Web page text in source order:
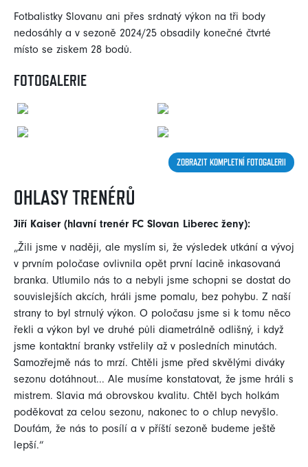
Fotbalistky Slovanu ani přes srdnatý výkon na tři body
nedosáhly a v sezoně 2024/25 obsadily konečné čtvrté
místo se ziskem 28 bodů.
FOTOGALERIE
ZOBRAZIT KOMPLETNÍ FOTOGALERII
OHLASY TRENÉRŮ
Jiří Kaiser (hlavní trenér FC Slovan Liberec ženy):
„Žili jsme v naději, ale myslím si, že výsledek utkání a vývoj
v prvním poločase ovlivnila opět první lacině inkasovaná
branka. Utlumilo nás to a nebyli jsme schopni se dostat do
souvislejších akcích, hráli jsme pomalu, bez pohybu. Z naší
strany to byl strnulý výkon. O poločasu jsme si k tomu něco
řekli a výkon byl ve druhé půli diametrálně odlišný, i když
jsme kontaktní branky vstřelily až v posledních minutách.
Samozřejmě nás to mrzí. Chtěli jsme před skvělými diváky
sezonu dotáhnout... Ale musíme konstatovat, že jsme hráli s
mistrem. Slavia má obrovskou kvalitu. Chtěl bych holkám
poděkovat za celou sezonu, nakonec to o chlup nevyšlo.
Doufám, že nás to posílí a v příští sezoně budeme ještě
lepší.“